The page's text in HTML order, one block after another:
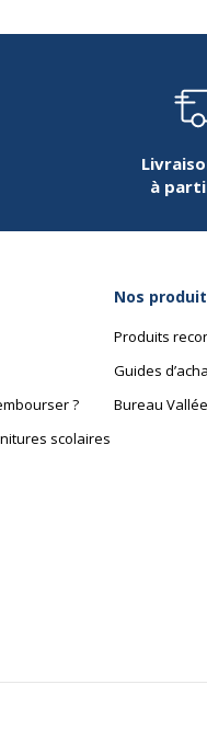
à
?
scolaires
Nos
Produits
Guides
Bureau